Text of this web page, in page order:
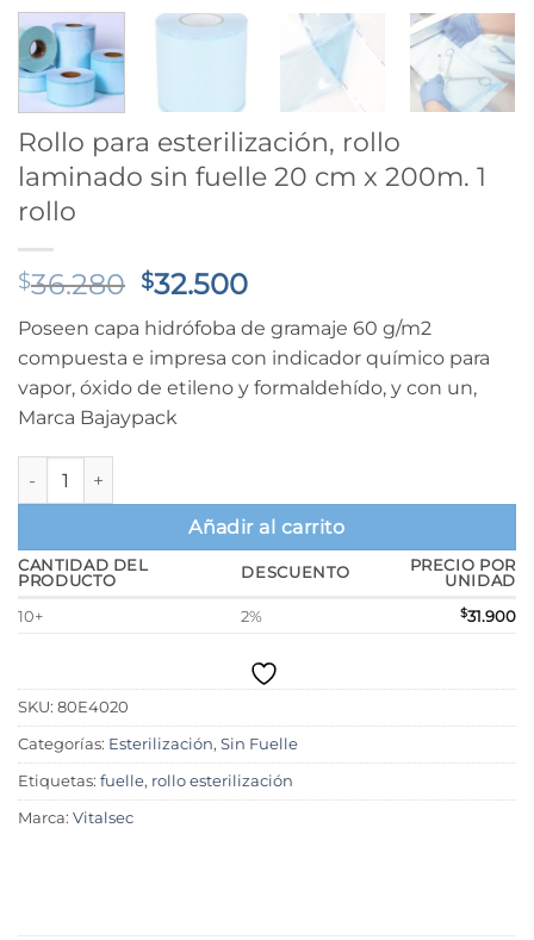
Rollo para esterilización, rollo
laminado sin fuelle 20 cm x 200m. 1
rollo
$36.280 El
original
era:
$36.280.
$32.500El
actual
es:
$32.500.
Poseen capa hidrófoba de gramaje 60 g/m2
compuesta e impresa con indicador químico para
vapor, óxido de etileno y formaldehído, y con un,
Marca Bajaypack
Rollo para esterilización, rollo laminado sin fuelle 20 cm x
Añadir al carrito
CANTIDAD DEL
PRODUCTO
DESCUENTO
PRECIO POR
UNIDAD
10+
2% $31.900
SKU: 80E4020
Categorías: Esterilización, Sin Fuelle
Etiquetas: fuelle, rollo esterilización
Marca: Vitalsec